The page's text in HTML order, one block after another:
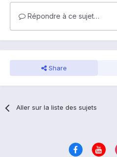
Répondre à ce sujet…
Share
Aller sur la liste des sujets